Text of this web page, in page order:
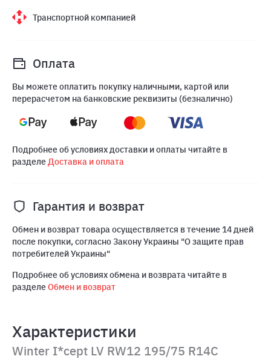
Транспортной компанией
Оплата
Вы можете оплатить покупку наличными, картой или
перерасчетом на банковские реквизиты (безналично)
Подробнее об условиях доставки и оплаты читайте в
разделеДоставка и оплата
Гарантия и возврат
Обмен и возврат товара осуществляется в течение 14 дней
после покупки, согласно Закону Украины "О защите прав
потребителей Украины"
Подробнее об условиях обмена и возврата читайте в
разделеОбмен и возврат
Характеристики
Winter I*cept LV RW12 195/75 R14C